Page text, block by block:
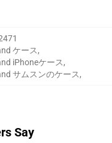
ケース,
iPhoneケース,
サムスンのケース,
Say